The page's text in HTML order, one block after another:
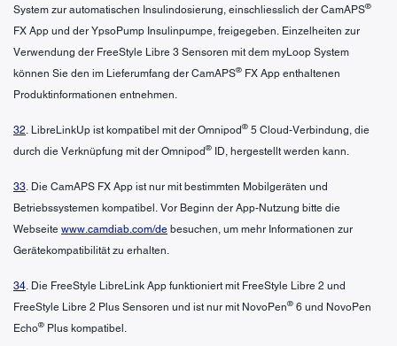
System zur automatischen Insulindosierung, einschliesslich der CamAPS®
FX App und der YpsoPump Insulinpumpe, freigegeben. Einzelheiten zur
Verwendung der FreeStyle Libre 3 Sensoren mit dem myLoop System
können Sie den im Lieferumfang der CamAPS® FX App enthaltenen
Produktinformationen entnehmen.
32. LibreLinkUp ist kompatibel mit der Omnipod® 5 Cloud-Verbindung, die
durch die Verknüpfung mit der Omnipod® ID, hergestellt werden kann.
33. Die CamAPS FX App ist nur mit bestimmten Mobilgeräten und
Betriebssystemen kompatibel. Vor Beginn der App-Nutzung bitte die
Webseite www.camdiab.com/de besuchen, um mehr Informationen zur
Gerätekompatibilität zu erhalten.
34. Die FreeStyle LibreLink App funktioniert mit FreeStyle Libre 2 und
FreeStyle Libre 2 Plus Sensoren und ist nur mit NovoPen® 6 und NovoPen
Echo® Plus kompatibel.